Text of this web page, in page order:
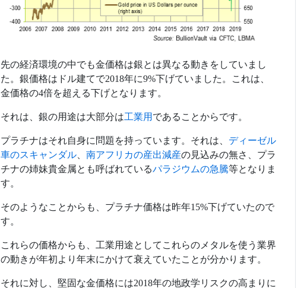
先の経済環境の中でも金価格は銀とは異なる動きをしていまし
た。銀価格はドル建てで2018年に9%下げていました。これは、
金価格の4倍を超える下げとなります。
それは、銀の用途は大部分は工業用 であることからです。
プラチナはそれ自身に問題を持っています。それは、 ディーゼル
車のスキャンダル
南アフリカの産出減産の見込みの無さ、プラ
チナの姉妹貴金属とも呼ばれているパラジウムの急騰等となりま
す。
そのようなことからも、プラチナ価格は昨年15%下げていたので
す。
これらの価格からも、工業用途としてこれらのメタルを使う業界
の動きが年初より年末にかけて衰えていたことが分かります。
それに対し、堅固な金価格には2018年の地政学リスクの高まりに